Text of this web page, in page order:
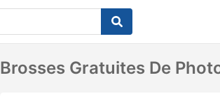
Brosses Gratuites De